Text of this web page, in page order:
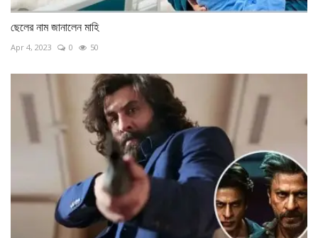
ছেলের নাম জানালেন মাহি
Apr 4, 2023 0 50